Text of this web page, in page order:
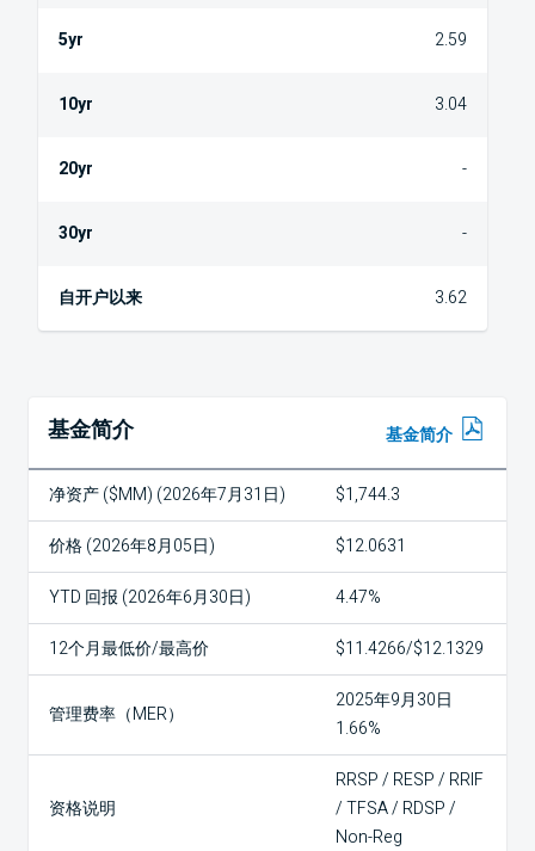
2.59
3.04
-
-
3.62
基金简介 基金简介
净资产 ($MM) (2026年7月31日) $1,744.3
价格 (2026年8月05日) $12.0631
YTD 回报 (2026年6月30日) 4.47%
12个月最低价/最高价 $11.4266/$12.1329
管理费率（MER）
2025年9月30日
1.66%
资格说明
RRSP / RESP / RRIF
/ TFSA / RDSP /
Non-Reg